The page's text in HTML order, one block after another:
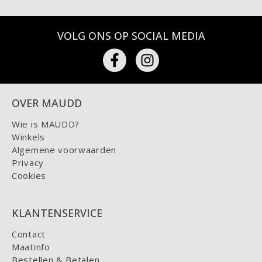
VOLG ONS OP SOCIAL MEDIA
OVER MAUDD
Wie is MAUDD?
Winkels
Algemene voorwaarden
Privacy
Cookies
KLANTENSERVICE
Contact
Maatinfo
Bestellen & Betalen